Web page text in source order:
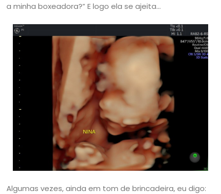
a minha boxeadora?” E logo ela se ajeita…
Algumas vezes, ainda em tom de brincadeira, eu digo: